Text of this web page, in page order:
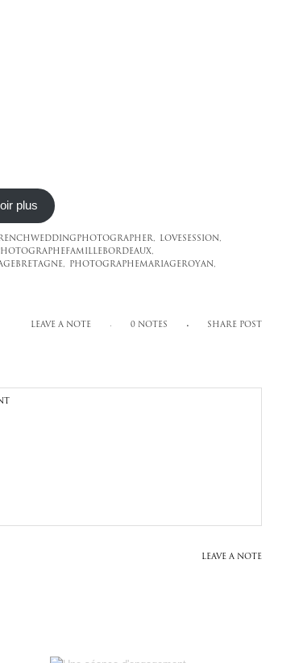
plus
LOVESESSION,
PHOTOGRAPHEMARIAGEROYAN,
LEAVE A NOTE 0 NOTES SHARE POST
LEAVE A NOTE